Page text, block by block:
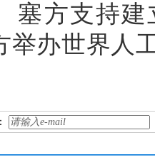
塞方支持
举办世界人